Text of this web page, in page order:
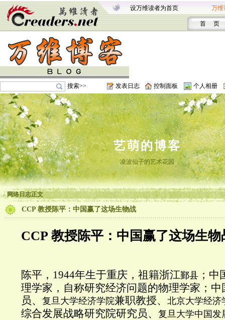
设万维读者为首页 万维
首 页
搜索>> 发表日志 控制面板 个人相册
艺萌的博客
凌波仙子的艺术花园
网络日志正文
CCP 教授陈平：中国赢了这场生物战
CCP 教授陈平：中国赢了这场生物
陈平，1944年生于重庆，祖籍浙江鄞县 ；
理学家，自称研究经济问题的物理学家；
员、 复旦大学经济学院兼职教授、 北京大学经济
综合发展战略研究院研究员、 复旦大学中国发